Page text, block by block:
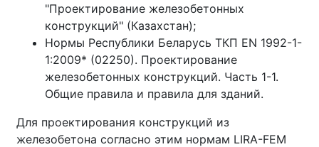
"Проектирование железобетонных
конструкций" (Казахстан);
Нормы Республики Беларусь ТКП EN 1992-1-
1:2009* (02250). Проектирование
железобетонных конструкций. Часть 1-1.
Общие правила и правила для зданий.
Для проектирования конструкций из
железобетона согласно этим нормам LIRA-FEM